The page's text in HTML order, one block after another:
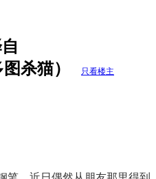
杀猫）
只看楼主